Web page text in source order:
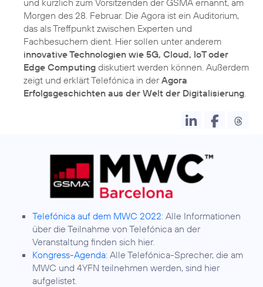
Morgen des 28. Februar. Die Agora ist ein Auditorium,
das als Treffpunkt zwischen Experten und
Fachbesuchern dient. Hier sollen unter anderem
innovative Technologien wie 5G, Cloud, IoT oder
Edge Computing diskutiert werden können. Außerdem
zeigt und erklärt Telefónica in derAgora
Erfolgsgeschichten aus der Welt der Digitalisierung
Telefónica auf dem MWC 2022: Alle Informationen
über die Teilnahme von Telefónica an der
Veranstaltung finden sich hier.
Kongress-Agenda: Alle Telefónica-Sprecher, die am
MWC und 4YFN teilnehmen werden, sind hier
aufgelistet.